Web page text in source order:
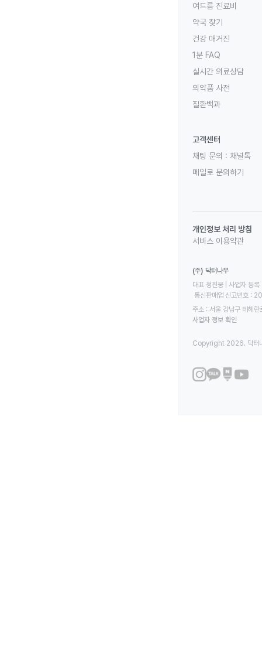
여드름 진료비
약국 찾기
건강 매거진
1분 FAQ
실시간 의료상담
의약품 사전
질환백과
고객센터
채팅 문의 : 채널톡
메일로 문의하기
개인정보 처리 방침
서비스 이용약관
(주) 닥터나우
대표 정진웅 | 사업자
통신판매업 신고번호
주소 : 서울 강남구 테헤
사업자 정보 확인
Copyright 2026. 닥터